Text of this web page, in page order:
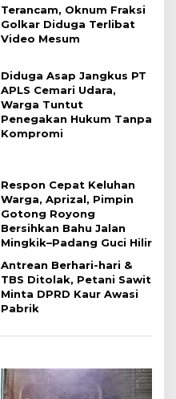
Terancam, Oknum Fraksi
Golkar Diduga Terlibat
Video Mesum
Diduga Asap Jangkus PT
APLS Cemari Udara,
Warga Tuntut
Penegakan Hukum Tanpa
Kompromi
Respon Cepat Keluhan
Warga, Aprizal, Pimpin
Gotong Royong
Bersihkan Bahu Jalan
Mingkik–Padang Guci Hilir
Antrean Berhari-hari &
TBS Ditolak, Petani Sawit
Minta DPRD Kaur Awasi
Pabrik